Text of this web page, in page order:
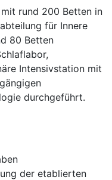
rund 200 Betten in
für Innere
80 Betten
Intensivstation mit
durchgeführt.
der etablierten